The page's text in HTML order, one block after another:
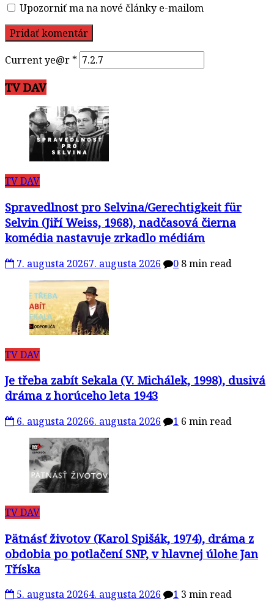
Upozorniť ma na nové články e-mailom
Current ye@r *
TV DAV
TV DAV
Spravedlnost pro Selvina/Gerechtigkeit für
Selvin (Jiří Weiss, 1968), nadčasová čierna
komédia nastavuje zrkadlo médiám
7. augusta 20267. augusta 2026 0 8 min read
TV DAV
Je třeba zabít Sekala (V. Michálek, 1998), dusivá
dráma z horúceho leta 1943
6. augusta 20266. augusta 2026 1 6 min read
TV DAV
Pätnásť životov (Karol Spišák, 1974), dráma z
obdobia po potlačení SNP, v hlavnej úlohe Jan
Tříska
5. augusta 20264. augusta 2026 1 3 min read